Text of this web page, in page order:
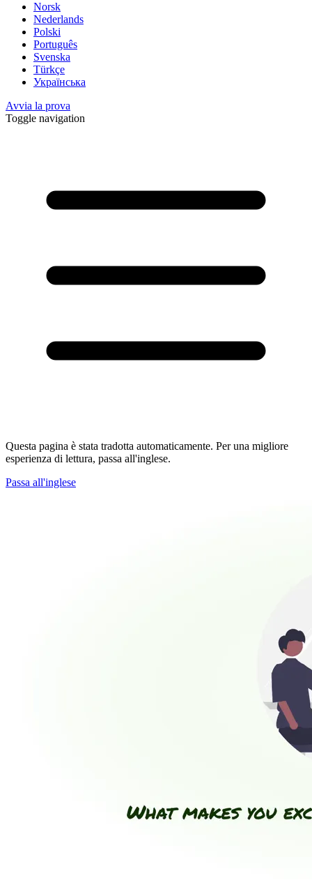
Norsk
Nederlands
Polski
Português
Svenska
Türkçe
Українська
Avvia la prova
Toggle navigation
Questa pagina è stata tradotta automaticamente. Per una migliore
esperienza di lettura, passa all'inglese.
Passa all'inglese